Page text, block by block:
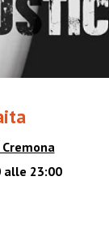
alle 23:00